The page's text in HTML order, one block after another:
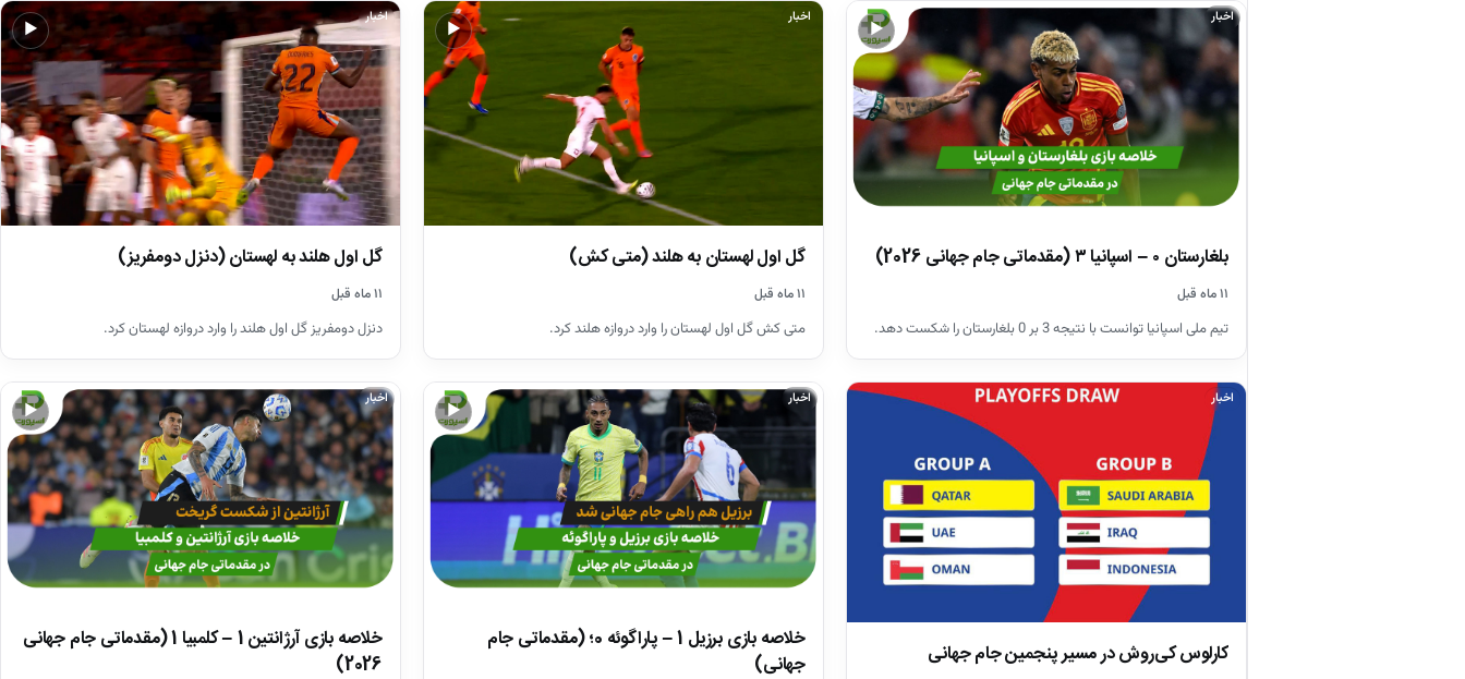
▶
اخبار
بلغارستان ۰ – اسپانیا ۳ (مقدماتی جام جهانی 2026)
۱۱ ماه قبل
تیم ملی اسپانیا توانست با نتیجه 3 بر 0 بلغارستان را شکست دهد.
▶
اخبار
گل اول لهستان به هلند (متی کش)
۱۱ ماه قبل
متی کش گل اول لهستان را وارد دروازه هلند کرد.
▶
اخبار
گل اول هلند به لهستان (دنزل دومفریز)
۱۱ ماه قبل
دنزل دومفریز گل اول هلند را وارد دروازه لهستان کرد.
اخبار
کارلوس کی‌روش در مسیر پنجمین جام جهانی
▶
اخبار
خلاصه بازی برزیل 1 – پاراگوئه 0؛ (مقدماتی جام
جهانی)
▶
اخبار
خلاصه بازی آرژانتین 1 – کلمبیا 1 (مقدماتی جام جهانی
2026)